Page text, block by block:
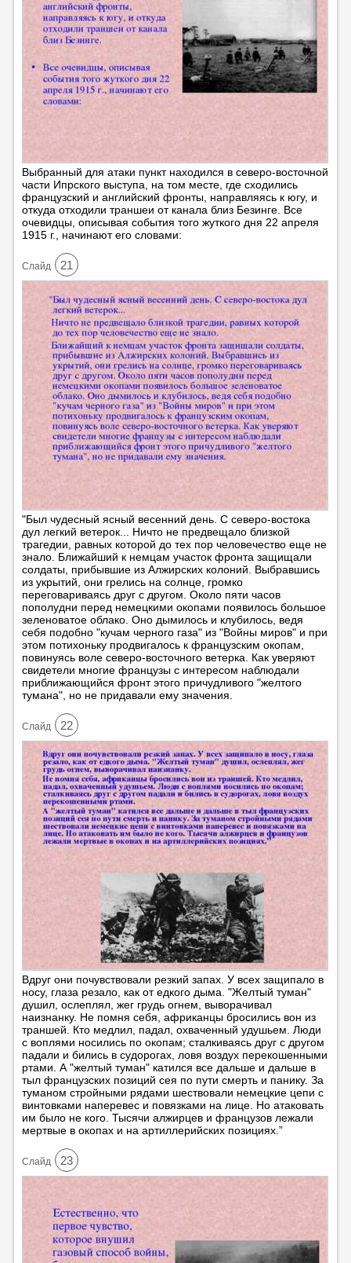
Выбранный для атаки пункт находился в северо-восточной
части Ипрского выступа, на том месте, где сходились
французский и английский фронты, направляясь к югу, и
откуда отходили траншеи от канала близ Безинге. Все
очевидцы, описывая события того жуткого дня 22 апреля
1915 г., начинают его словами:
Cлайд 21
"Был чудесный ясный весенний день. С северо-востока
дул легкий ветерок... Ничто не предвещало близкой
трагедии, равных которой до тех пор человечество еще не
знало. Ближайший к немцам участок фронта защищали
солдаты, прибывшие из Алжирских колоний. Выбравшись
из укрытий, они грелись на солнце, громко
переговариваясь друг с другом. Около пяти часов
пополудни перед немецкими окопами появилось большое
зеленоватое облако. Оно дымилось и клубилось, ведя
себя подобно "кучам черного газа" из "Войны миров" и при
этом потихоньку продвигалось к французским окопам,
повинуясь воле северо-восточного ветерка. Как уверяют
свидетели многие французы с интересом наблюдали
приближающийся фронт этого причудливого "желтого
тумана", но не придавали ему значения.
Cлайд 22
Вдруг они почувствовали резкий запах. У всех защипало в
носу, глаза резало, как от едкого дыма. "Желтый туман"
душил, ослеплял, жег грудь огнем, выворачивал
наизнанку. Не помня себя, африканцы бросились вон из
траншей. Кто медлил, падал, охваченный удушьем. Люди
с воплями носились по окопам; сталкиваясь друг с другом
падали и бились в судорогах, ловя воздух перекошенными
ртами. А "желтый туман" катился все дальше и дальше в
тыл французских позиций сея по пути смерть и панику. За
туманом стройными рядами шествовали немецкие цепи с
винтовками наперевес и повязками на лице. Но атаковать
им было не кого. Тысячи алжирцев и французов лежали
мертвые в окопах и на артиллерийских позициях.”
Cлайд 23